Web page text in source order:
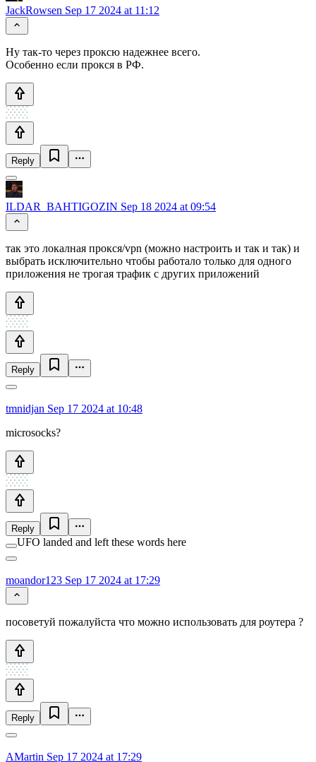
JackRowsen Sep 17 2024 at 11:12
Ну так-то через проксю надежнее всего.
Особенно если прокся в РФ.
Reply
ILDAR_BAHTIGOZIN Sep 18 2024 at 09:54
так это локалная прокся/vpn (можно настроить и так и так) и
выбрать исключительно чтобы работало только для одного
приложения не трогая трафик с других приложений
Reply
tmnidjan Sep 17 2024 at 10:48
microsocks?
Reply
UFO landed and left these words here
moandor123 Sep 17 2024 at 17:29
посоветуй пожалуйста что можно использовать для роутера ?
Reply
AMartin Sep 17 2024 at 17:29